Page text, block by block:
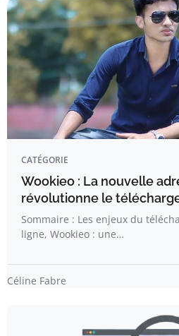
CATÉGORIE
Wookieo : La nouvelle
révolutionne le
Sommaire : Les enjeux du
ligne, Wookieo : une…
Céline Fabre